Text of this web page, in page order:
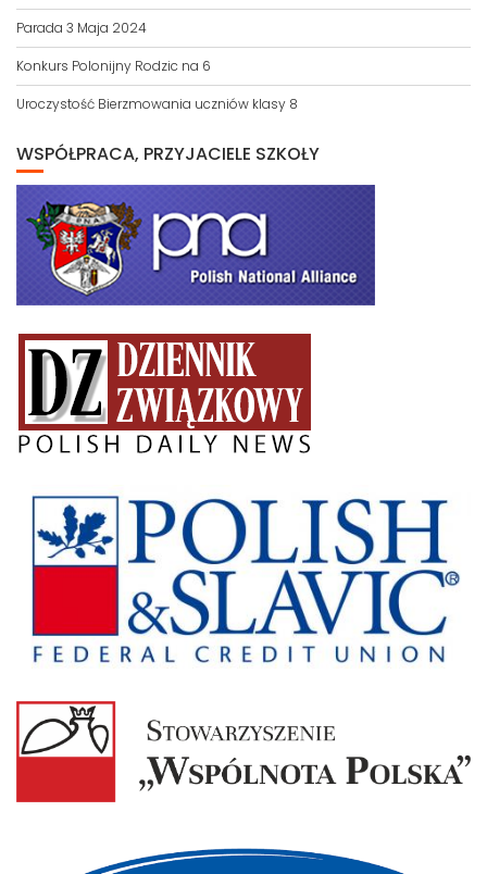
Parada 3 Maja 2024
Konkurs Polonijny Rodzic na 6
Uroczystość Bierzmowania uczniów klasy 8
WSPÓŁPRACA, PRZYJACIELE SZKOŁY